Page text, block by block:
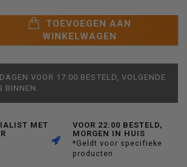
TOEVOEGEN AAN
WINKELWAGEN
VOOR 17:00 BESTELD, VOLGENDE
BINNEN.
MET
VOOR 22:00 BESTELD,
MORGEN IN HUIS
*Geldt voor specifieke
producten